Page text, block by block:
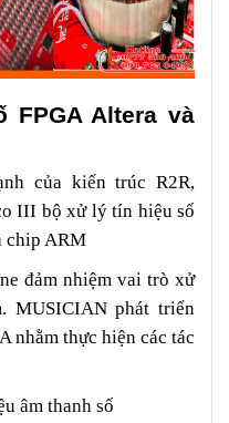
Altera và
của kiến trúc R2R,
III bộ xử lý tín hiệu số
chip ARM
đảm nhiệm vai trò xử
MUSICIAN phát triển
nhằm thực hiện các tác
âm thanh số